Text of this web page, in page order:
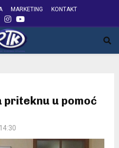
MARKETING KONTAKT
FACEBOOK
INSTAGRAM
YOUTUBE
priteknu u pomoć